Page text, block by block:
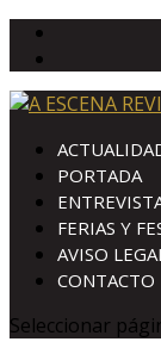
PORTADA
FERIAS Y
AVISO
CONTACTO
Seleccionar